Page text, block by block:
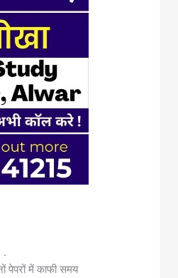
.
पेपरों में काफी समय